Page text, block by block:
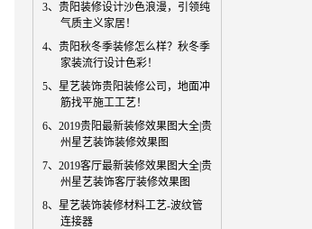
3、 贵阳装修设计沙色浪漫，引领纯
气质主义家居！
4、 贵阳秋冬季装修怎么样？秋冬季
家装流行设计色彩！
5、 星艺装饰贵阳装修公司，地面冲
筋找平施工工艺！
6、 2019贵阳最新装修效果图大全|贵
州星艺装饰装修效果图
7、 2019客厅最新装修效果图大全|贵
州星艺装饰客厅装修效果图
8、 星艺装饰装修材料工艺-波纹管
连接器